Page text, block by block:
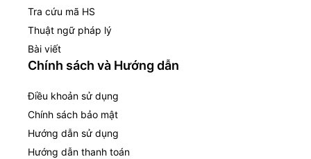
Tra cứu mã HS
Thuật ngữ pháp lý
Bài viết
Chính sách và Hướng dẫn
Điều khoản sử dụng
Chính sách bảo mật
Hướng dẫn sử dụng
Hướng dẫn thanh toán